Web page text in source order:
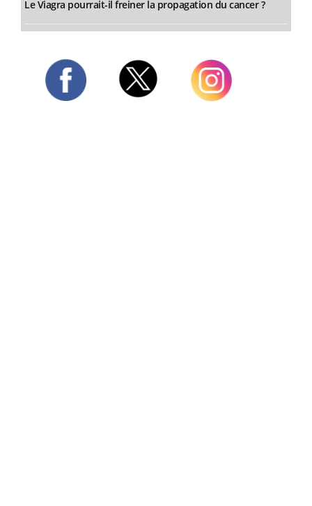
Le Viagra pourrait-il freiner la propagation du cancer ?